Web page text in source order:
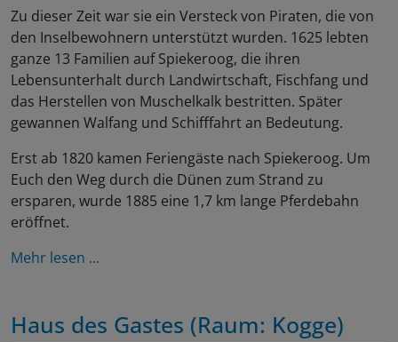
Zu dieser Zeit war sie ein Versteck von Piraten, die von
den Inselbewohnern unterstützt wurden. 1625 lebten
ganze 13 Familien auf Spiekeroog, die ihren
Lebensunterhalt durch Landwirtschaft, Fischfang und
das Herstellen von Muschelkalk bestritten. Später
gewannen Walfang und Schifffahrt an Bedeutung.
Erst ab 1820 kamen Feriengäste nach Spiekeroog. Um
Euch den Weg durch die Dünen zum Strand zu
ersparen, wurde 1885 eine 1,7 km lange Pferdebahn
eröffnet.
Mehr lesen ...
Haus des Gastes (Raum: Kogge)